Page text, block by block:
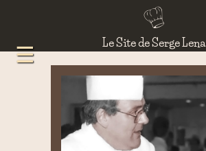
Le Site de Serge Lena